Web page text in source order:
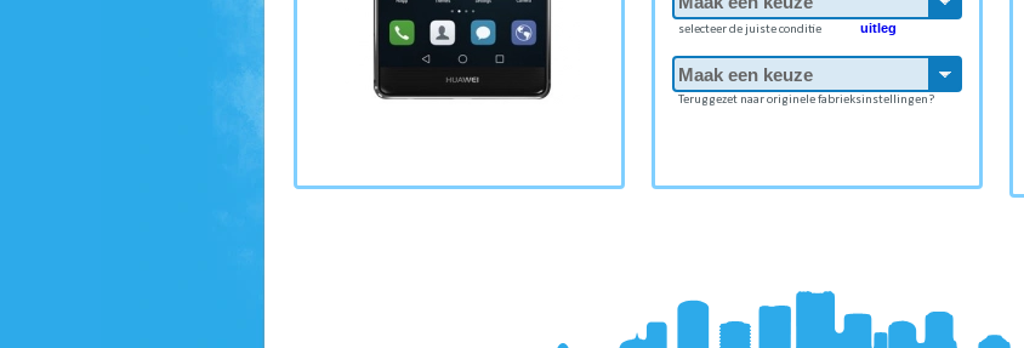
selecteer de juiste conditie uitleg
Teruggezet naar originele fabrieksinstellingen?